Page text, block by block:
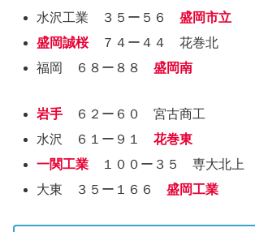
水沢工業 ３５ー５６盛岡市立
盛岡誠桜７４ー４４ 花巻北
福岡 ６８ー８８盛岡南
岩手 ６２ー６０ 宮古商工
水沢 ６１ー９１花巻東
一関工業 １００ー３５ 専大北上
大東 ３５ー１６６盛岡工業